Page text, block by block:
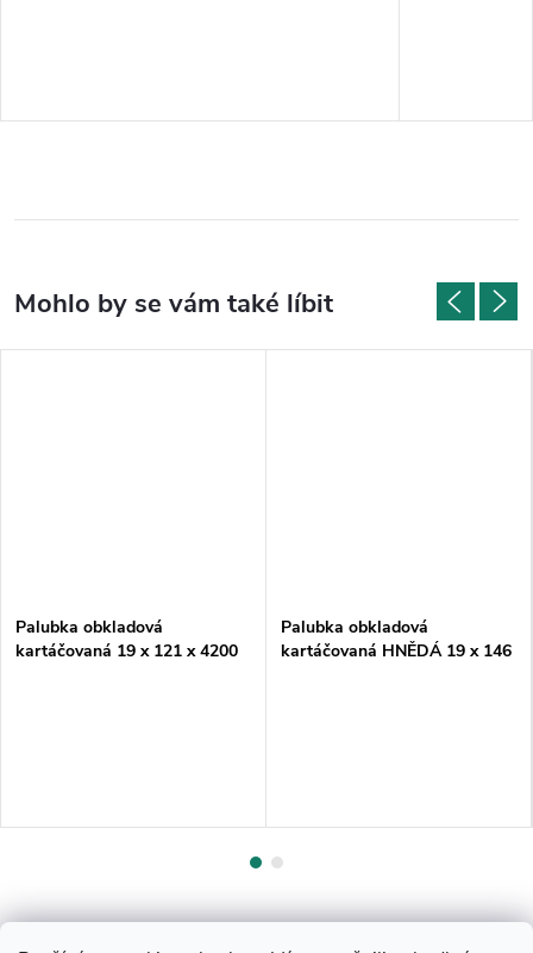
Palubka obkladová
kartáčovaná 19 x 121 x 4200
Palubka obkladová
kartáčovaná HNĚDÁ 19 x 146